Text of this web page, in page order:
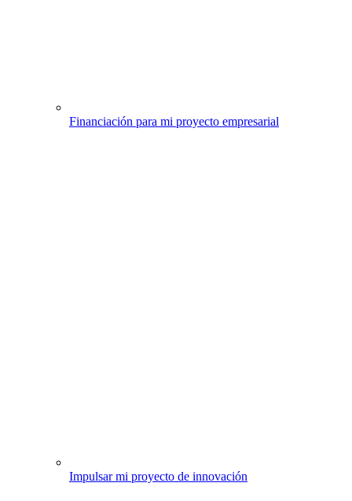
Financiación para mi proyecto empresarial
Impulsar mi proyecto de innovación